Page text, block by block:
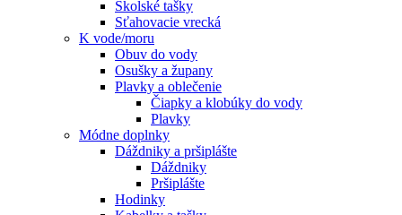
Školské tašky
Sťahovacie vrecká
K vode/moru
Obuv do vody
Osušky a župany
Plavky a oblečenie
Čiapky a klobúky do vody
Plavky
Módne doplnky
Dáždniky a pršiplášte
Dáždniky
Pršiplášte
Hodinky